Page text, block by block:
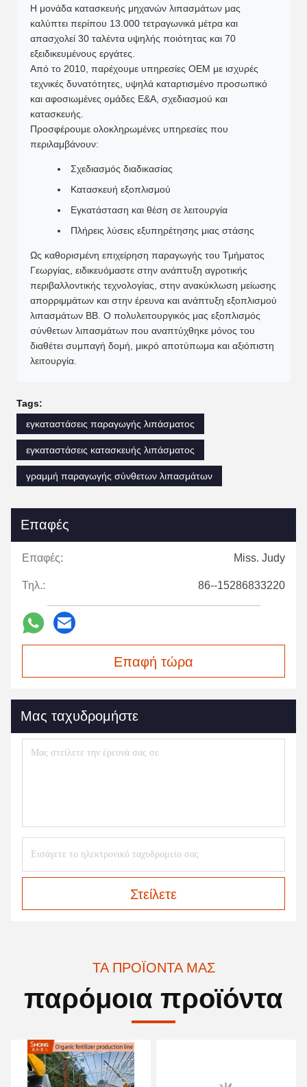
Η μονάδα κατασκευής μηχανών λιπασμάτων μας
καλύπτει περίπου 13.000 τετραγωνικά μέτρα και
απασχολεί 30 ταλέντα υψηλής ποιότητας και 70
εξειδικευμένους εργάτες.
Από το 2010, παρέχουμε υπηρεσίες OEM με ισχυρές
τεχνικές δυνατότητες, υψηλά καταρτισμένο προσωπικό
και αφοσιωμένες ομάδες Ε&Α, σχεδιασμού και
κατασκευής.
Προσφέρουμε ολοκληρωμένες υπηρεσίες που
περιλαμβάνουν:
Σχεδιασμός διαδικασίας
Κατασκευή εξοπλισμού
Εγκατάσταση και θέση σε λειτουργία
Πλήρεις λύσεις εξυπηρέτησης μιας στάσης
Ως καθορισμένη επιχείρηση παραγωγής του Τμήματος
Γεωργίας, ειδικευόμαστε στην ανάπτυξη αγροτικής
περιβαλλοντικής τεχνολογίας, στην ανακύκλωση μείωσης
απορριμμάτων και στην έρευνα και ανάπτυξη εξοπλισμού
λιπασμάτων ΒΒ. Ο πολυλειτουργικός μας εξοπλισμός
σύνθετων λιπασμάτων που αναπτύχθηκε μόνος του
διαθέτει συμπαγή δομή, μικρό αποτύπωμα και αξιόπιστη
λειτουργία.
Tags:
εγκαταστάσεις παραγωγής λιπάσματος
εγκαταστάσεις κατασκευής λιπάσματος
γραμμή παραγωγής σύνθετων λιπασμάτων
Επαφές
Επαφές: Miss. Judy
Τηλ.: 86--15286833220
Επαφή τώρα
Μας ταχυδρομήστε
Στείλετε
ΤΑ ΠΡΟΪΌΝΤΑ ΜΑΣ
παρόμοια προϊόντα